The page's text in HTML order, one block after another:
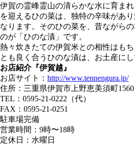
伊賀の霊峰霊山の清らかな水に育ま
を迎えるひの菜は、独特の辛味があ
なります。そのひの菜を、昔ながら
のが「ひのな漬」です。
熱々炊きたての伊賀米との相性はも
とも良く合うひのな漬は、お土産に
お店紹介『伊賀越』
お店サイト： http://www.tennengura.jp/
住所：三重県伊賀市上野恵美須町1560
TEL：0595-21-0222（代）
FAX：0595-21-0251
駐車場完備
営業時間：9時〜18時
定休日：水曜日